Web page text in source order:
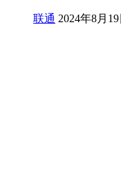
联通 2024年8月19